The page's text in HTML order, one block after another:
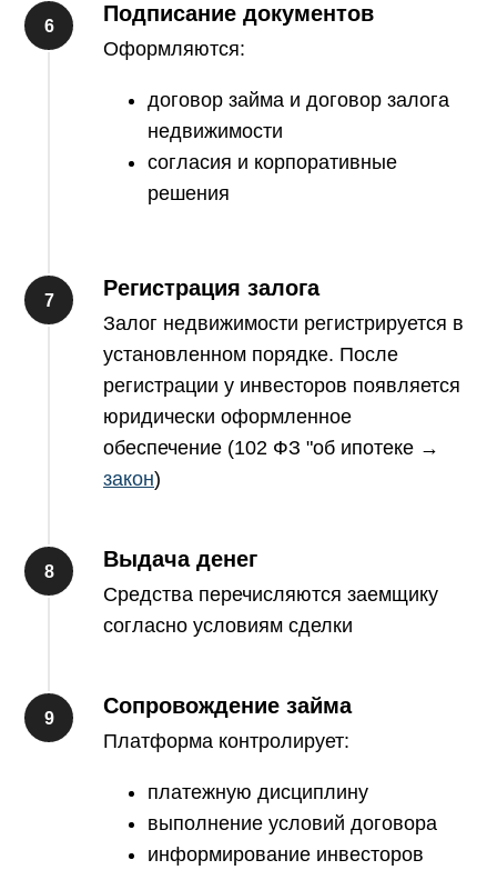
Подписание документов
Оформляются:
договор займа и договор залога
недвижимости
согласия и корпоративные
решения
Регистрация залога
Залог недвижимости регистрируется в
установленном порядке. После
регистрации у инвесторов появляется
юридически оформленное
обеспечение (102 ФЗ "об ипотеке →
закон)
Выдача денег
Средства перечисляются заемщику
согласно условиям сделки
Сопровождение займа
Платформа контролирует:
платежную дисциплину
выполнение условий договора
информирование инвесторов